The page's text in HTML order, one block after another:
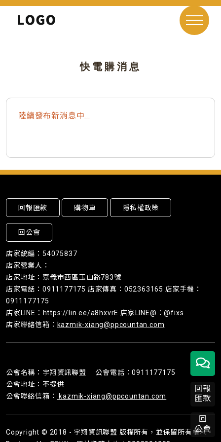
快電購消息
陸續發布新消息中...
回報匯款 購物車 隱私權政策
回公會
店家統編：54075837
店家營業人：
店家地址：嘉義市西區玉山路783號
店家電話：0911177175 店家傳真：052363165 店家手機：
0911177175
店家LINE：https://lin.ee/a8hxvrE 店家LINE@：@fixs
店家聯絡信箱： kazmik-xiang@ppcountan.com
公會名稱：宇翔資訊聯盟 公會電話：0911177175
公會地址：不提供
公會聯絡信箱：
kazmik-xiang@ppcountan.com
Copyright © 2018 - 宇翔資訊聯盟 版權所有，並保留所有權利。
回報
匯款
回
公會